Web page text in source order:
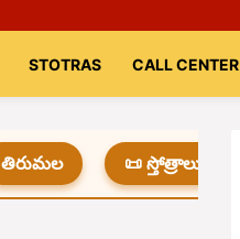
STOTRAS CALL CENTER
తిరుమల 📜 స్తోత్రాలు